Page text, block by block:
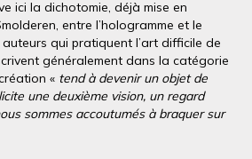
ici la dichotomie, déjà mise en
entre l’hologramme et le
auteurs qui pratiquent l’art difficile de
généralement dans la catégorie
« tend à devenir un objet de
une deuxième vision, un regard
sommes accoutumés à braquer sur